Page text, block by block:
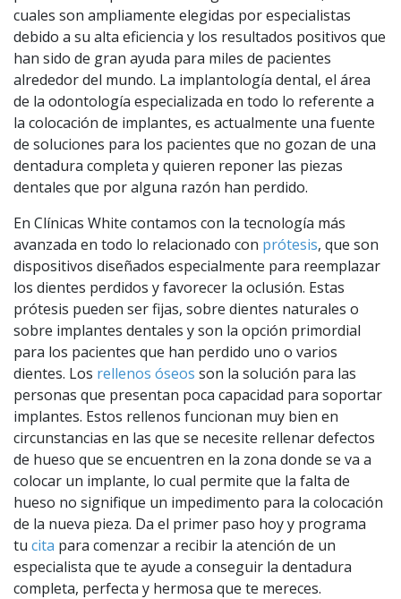
cuales son ampliamente elegidas por especialistas
debido a su alta eficiencia y los resultados positivos que
han sido de gran ayuda para miles de pacientes
alrededor del mundo. La implantología dental, el área
de la odontología especializada en todo lo referente a
la colocación de implantes, es actualmente una fuente
de soluciones para los pacientes que no gozan de una
dentadura completa y quieren reponer las piezas
dentales que por alguna razón han perdido.
En Clínicas White contamos con la tecnología más
avanzada en todo lo relacionado con prótesis, que son
dispositivos diseñados especialmente para reemplazar
los dientes perdidos y favorecer la oclusión. Estas
prótesis pueden ser fijas, sobre dientes naturales o
sobre implantes dentales y son la opción primordial
para los pacientes que han perdido uno o varios
dientes. Los rellenos óseos son la solución para las
personas que presentan poca capacidad para soportar
implantes. Estos rellenos funcionan muy bien en
circunstancias en las que se necesite rellenar defectos
de hueso que se encuentren en la zona donde se va a
colocar un implante, lo cual permite que la falta de
hueso no signifique un impedimento para la colocación
de la nueva pieza. Da el primer paso hoy y programa
tu cita para comenzar a recibir la atención de un
especialista que te ayude a conseguir la dentadura
completa, perfecta y hermosa que te mereces.